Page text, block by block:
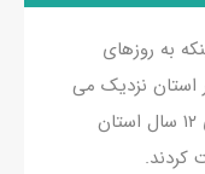
به روزهای
استان نزدیک می
شویم، گفت: تاکنون ۹۲.۲ جمعیت بالای ۱۲ سال استان
کردند.